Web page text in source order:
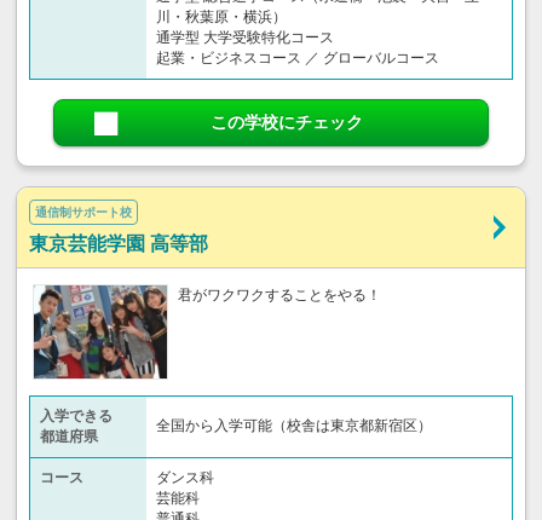
川・秋葉原・横浜）
通学型 大学受験特化コース
起業・ビジネスコース ／ グローバルコース
この学校にチェック
通信制サポート校
東京芸能学園 高等部
君がワクワクすることをやる！
入学できる
都道府県
全国から入学可能（校舎は東京都新宿区）
コース
ダンス科
芸能科